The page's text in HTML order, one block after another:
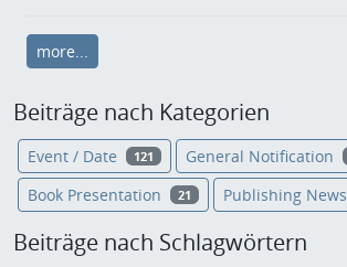
more...
Beiträge nach Kategorien
Event / Date 121 General Notification
Book Presentation 21 Publishing News
Beiträge nach Schlagwörtern